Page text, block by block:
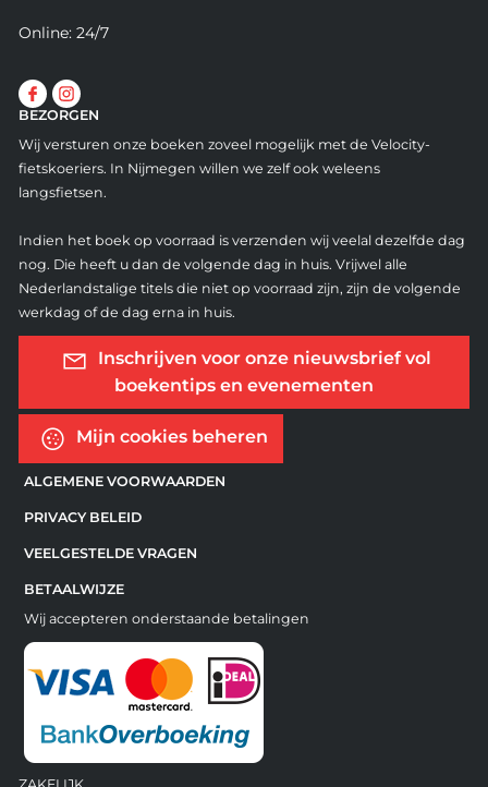
Online: 24/7
BEZORGEN
Wij versturen onze boeken zoveel mogelijk met de Velocity-
fietskoeriers. In Nijmegen willen we zelf ook weleens
langsfietsen.
Indien het boek op voorraad is verzenden wij veelal dezelfde dag
nog. Die heeft u dan de volgende dag in huis. Vrijwel alle
Nederlandstalige titels die niet op voorraad zijn, zijn de volgende
werkdag of de dag erna in huis.
Inschrijven voor onze nieuwsbrief vol
boekentips en evenementen
Mijn cookies beheren
ALGEMENE VOORWAARDEN
PRIVACY BELEID
VEELGESTELDE VRAGEN
BETAALWIJZE
Wij accepteren onderstaande betalingen